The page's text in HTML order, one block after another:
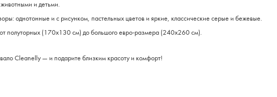
и детьми.
однотонные и с рисунком, пастельных цветов и яркие, классические серые и бежевые.
полуторных (170x130 см) до большого евро-размера (240x260 см).
Cleanelly — и подарите близким красоту и комфорт!